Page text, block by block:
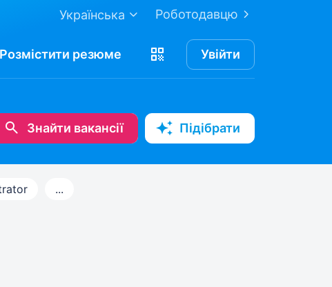
Роботодавцю
Українська
Розмістити резюме Увійти
Знайти вакансії Підібрати
...